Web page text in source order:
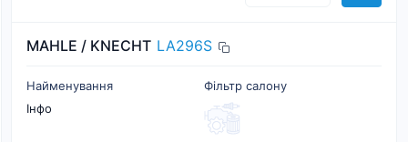
MAHLE / KNECHT LA296S
Найменування
Фільтр салону
Інфо